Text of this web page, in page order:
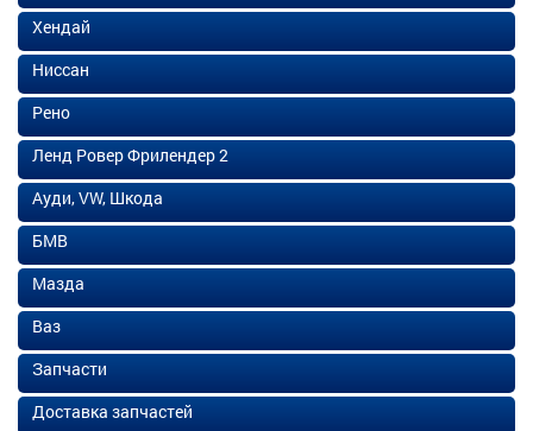
Хендай
Ниссан
Рено
Ленд Ровер Фрилендер 2
Ауди, VW, Шкода
БМВ
Мазда
Ваз
Запчасти
Доставка запчастей